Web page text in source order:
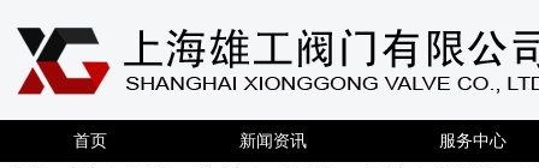
首页 新闻资讯 服务中心